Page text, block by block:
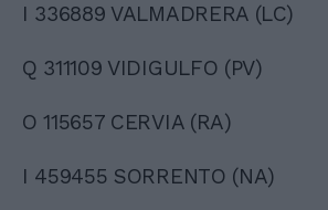
I 336889 VALMADRERA (LC)
Q 311109 VIDIGULFO (PV)
O 115657 CERVIA (RA)
I 459455 SORRENTO (NA)